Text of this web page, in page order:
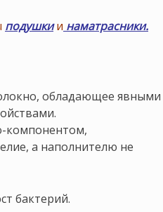
подушки и наматрасники.
обладающее явными
компонентом,
а наполнителю не
бактерий.